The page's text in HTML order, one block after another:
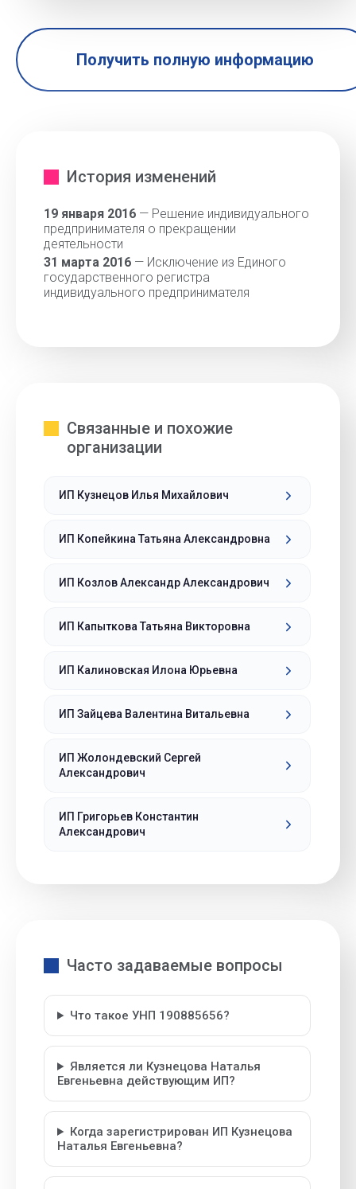
Получить полную информацию
История изменений
19 января 2016 — Решение индивидуального
предпринимателя о прекращении
деятельности
31 марта 2016 — Исключение из Единого
государственного регистра
индивидуального предпринимателя
Связанные и похожие
организации
ИП Кузнецов Илья Михайлович
ИП Копейкина Татьяна Александровна
ИП Козлов Александр Александрович
ИП Капыткова Татьяна Викторовна
ИП Калиновская Илона Юрьевна
ИП Зайцева Валентина Витальевна
ИП Жолондевский Сергей
Александрович
ИП Григорьев Константин
Александрович
Часто задаваемые вопросы
Что такое УНП 190885656?
Является ли Кузнецова Наталья
Евгеньевна действующим ИП?
Когда зарегистрирован ИП Кузнецова
Наталья Евгеньевна?